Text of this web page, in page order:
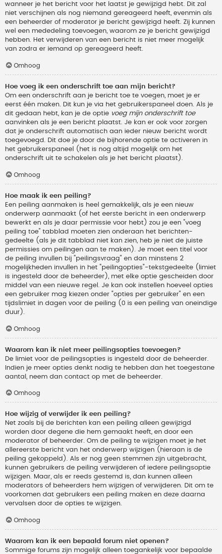
wanneer je het bericht voor het laatst je gewijzigd hebt. Dit zal
niet verschijnen als nog niemand gereageerd heeft, evenmin als
een beheerder of moderator je bericht gewijzigd heeft. Zij kunnen
wel een mededeling toevoegen, waarom ze je bericht gewijzigd
hebben. Het verwijderen van een bericht is niet meer mogelijk
van zodra er iemand op gereageerd heeft.
Omhoog
Hoe voeg ik een onderschrift toe aan mijn bericht?
Om een onderschrift aan je bericht toe te voegen, moet je er
eerst één maken. Dit kun je via het gebruikerspaneel doen. Als je
dit gedaan hebt, kan je de optie voeg mijn onderschrift toe
aanvinken als je een bericht plaatst. Je kan er ook voor zorgen
dat je onderschrift automatisch aan ieder nieuw bericht wordt
toegevoegd. Dit doe je door de bijhorende optie te activeren in
het gebruikerspaneel (het is nog altijd mogelijk om het
onderschrift uit te schakelen als je het bericht plaatst).
Omhoog
Hoe maak ik een peiling?
Een peiling aanmaken is heel gemakkelijk, als je een nieuw
onderwerp aanmaakt (of het eerste bericht in een onderwerp
bewerkt en als je daar permissie voor hebt) zou je een "voeg
peiling toe" tabblad moeten zien onderaan het berichten-
gedeelte (als je dit tabblad niet kan zien, heb je niet de juiste
permissies om peilingen aan te maken). Je moet een titel voor
de peiling invullen bij "peilingsvraag" en dan minstens 2
mogelijkheden invullen in het "peilingopties"-tekstgedeelte (limiet
is ingesteld door de beheerder), met elke optie gescheiden door
middel van een nieuwe regel. Je kan ook instellen hoeveel opties
een gebruiker mag kiezen onder "opties per gebruiker" en een
tijdslimiet in dagen voor de peiling (0 is een peiling van oneindige
duur).
Omhoog
Waarom kan ik niet meer peilingsopties toevoegen?
De limiet voor de peilingsopties is ingesteld door de beheerder.
Indien je meer opties denkt nodig te hebben dan het toegestane
aantal, neem dan contact op met de beheerder.
Omhoog
Hoe wijzig of verwijder ik een peiling?
Net zoals bij de berichten kan een peiling alleen gewijzigd
worden door degene die hem gemaakt heeft, en door een
moderator of beheerder. Om de peiling te wijzigen moet je het
allereerste bericht van het onderwerp wijzigen (hieraan is de
peiling gekoppeld). Als er nog geen stemmen zijn uitgebracht,
kunnen gebruikers de peiling verwijderen of iedere peilingsoptie
wijzigen. Maar, als er reeds gestemd is, dan kunnen alleen
moderators of beheerders hem wijzigen of verwijderen. Dit om te
voorkomen dat gebruikers een peiling maken en deze daarna
vervalsen door de opties te wijzigen.
Omhoog
Waarom kan ik een bepaald forum niet openen?
Sommige forums zijn mogelijk alleen toegankelijk voor bepaalde